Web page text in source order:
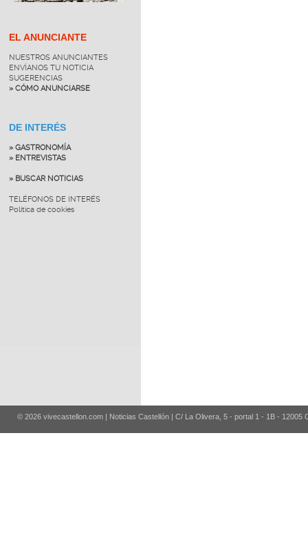
EL ANUNCIANTE
NUESTROS ANUNCIANTES
ENVÍANOS TU NOTICIA
SUGERENCIAS
» CÓMO ANUNCIARSE
DE INTERÉS
» GASTRONOMÍA
» ENTREVISTAS
» BUSCAR NOTICIAS
TELÉFONOS DE INTERÉS
Política de cookies
© 2026 vivecastellon.com | Noticias Castellón | C/ La Olivera, 5 - portal 1 - 1B - 12005